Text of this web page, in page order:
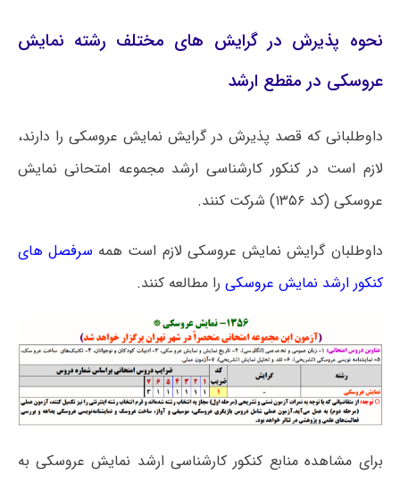
نحوه پذیرش در گرایش های مختلف رشته نمایش
عروسکی در مقطع ارشد
داوطلبانی که قصد پذیرش در گرایش نمایش عروسکی را دارند،
لازم است در کنکور کارشناسی ارشد مجموعه امتحانی نمایش
عروسکی (کد ۱۳۵۶) شرکت کنند.
داوطلبان گرایش نمایش عروسکی لازم است همه سرفصل های
کنکور ارشد نمایش عروسکی را مطالعه کنند.
برای مشاهده منابع کنکور کارشناسی ارشد نمایش عروسکی به